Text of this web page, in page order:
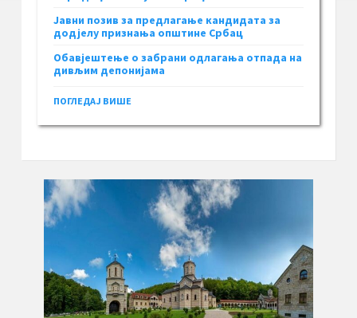
Јавни позив за предлагање кандидата за
додјелу признања општине Србац
Обавјештење о забрани одлагања отпада на
дивљим депонијама
ПОГЛЕДАЈ ВИШЕ